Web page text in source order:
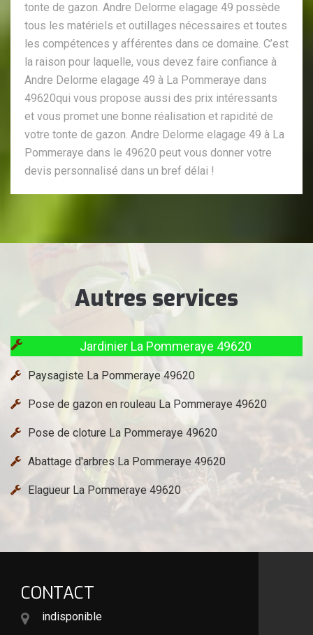
tonte de gazon. Andre Delorme elagage 49 possède
tous les matériels et outillages nécessaires et toutes
les compétences y afférentes dans ce domaine. C’est
la raison pour laquelle, vous devez faire confiance à
Andre Delorme elagage 49 à La Pommeraye dans
49620qui vous propose aussi des prix intéressants
et vous promet une bonne réalisation et rapidité de
votre tonte de gazon. Andre Delorme elagage 49 à La
Pommeraye dans le 49620 peut vous donner votre
devis personnalisé dans un bref délai !
Autres services
Jardinier La Pommeraye 49620
Paysagiste La Pommeraye 49620
Pose de gazon en rouleau La Pommeraye 49620
Pose de cloture La Pommeraye 49620
Abattage d'arbres La Pommeraye 49620
Elagueur La Pommeraye 49620
CONTACT
indisponible